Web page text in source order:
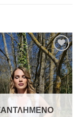
Add to
wishlist